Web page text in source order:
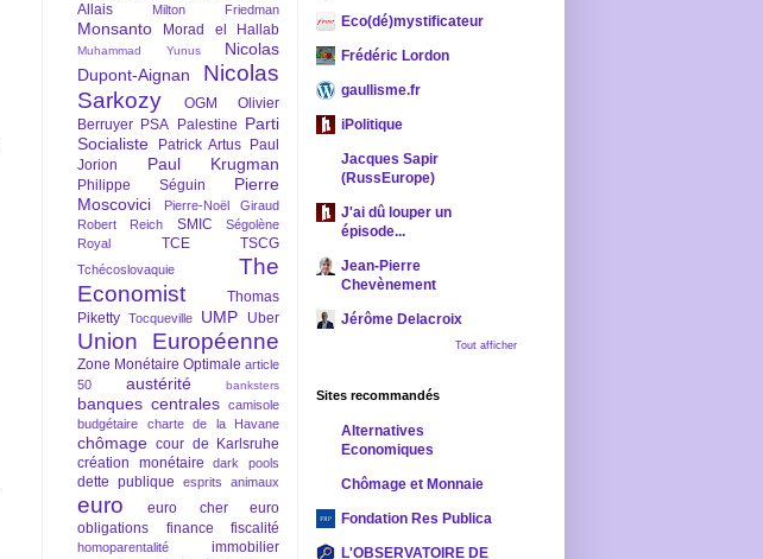
Allais
Milton Friedman
Monsanto Morad el Hallab
Muhammad Yunus
Nicolas
Dupont-Aignan
Nicolas
Sarkozy
OGM
Olivier
Berruyer PSA Palestine Parti
Socialiste
Patrick Artus
Paul
Jorion
Paul Krugman
Philippe Séguin
Pierre
Moscovici
Pierre-Noël Giraud
Robert Reich
SMIC
Ségolène
Royal
TCE TSCG
Tchécoslovaquie
The
Economist
Thomas
Piketty Tocqueville UMP Uber
Union Européenne
Zone Monétaire Optimale article
50
austérité banksters
banques centrales camisole
budgétaire
charte de la Havane
chômage cour de Karlsruhe
création monétaire
dark pools
dette publique esprits animaux
euro euro cher
euro
obligations
finance fiscalité
homoparentalité immobilier
Eco(dé)mystificateur
Frédéric Lordon
gaullisme.fr
iPolitique
Jacques Sapir
(RussEurope)
J'ai dû louper un
épisode...
Jean-Pierre
Chevènement
Jérôme Delacroix
Tout afficher
Sites recommandés
Alternatives
Economiques
Chômage et Monnaie
Fondation Res Publica
L'OBSERVATOIRE DE